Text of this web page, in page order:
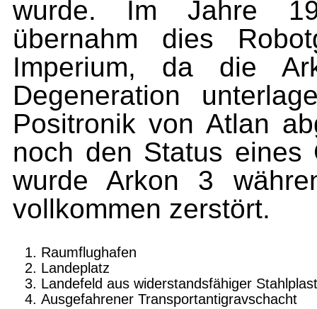
wurde. Im Jahre
übernahm dies
Imperium, da die
Degeneration
Positronik von Atlan
noch den Status eines
wurde Arkon 3
vollkommen zerstört.
Raumflughafen
Landeplatz
Landefeld aus widerstandsfähiger
Ausgefahrener Transportantigravschacht